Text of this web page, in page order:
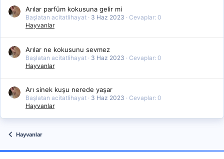
Arılar parfüm kokusuna gelir mi
Başlatan acitatlihayat 3 Haz 2023
Cevaplar: 0
Hayvanlar
Arılar ne kokusunu sevmez
Başlatan acitatlihayat 3 Haz 2023
Cevaplar: 0
Hayvanlar
Arı sinek kuşu nerede yaşar
Başlatan acitatlihayat 3 Haz 2023
Cevaplar: 0
Hayvanlar
Hayvanlar